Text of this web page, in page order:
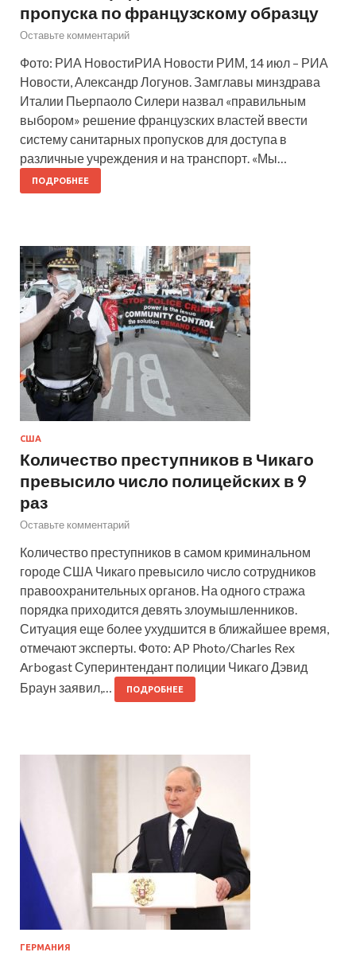
пропуска по французскому образцу
Оставьте комментарий
Фото: РИА НовостиРИА Новости РИМ, 14 июл – РИА
Новости, Александр Логунов. Замглавы минздрава
Италии Пьерпаоло Силери назвал «правильным
выбором» решение французских властей ввести
систему санитарных пропусков для доступа в
различные учреждения и на транспорт. «Мы…
ПОДРОБНЕЕ
США
Количество преступников в Чикаго
превысило число полицейских в 9
раз
Оставьте комментарий
Количество преступников в самом криминальном
городе США Чикаго превысило число сотрудников
правоохранительных органов. На одного стража
порядка приходится девять злоумышленников.
Ситуация еще более ухудшится в ближайшее время,
отмечают эксперты. Фото: AP Photo/Charles Rex
Arbogast Суперинтендант полиции Чикаго Дэвид
Браун заявил,…
ПОДРОБНЕЕ
ГЕРМАНИЯ